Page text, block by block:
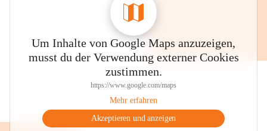
Um Inhalte von Google Maps anzuzeigen,
musst du der Verwendung externer Cookies
zustimmen.
https://www.google.com/maps
Mehr erfahren
Akzeptieren und anzeigen